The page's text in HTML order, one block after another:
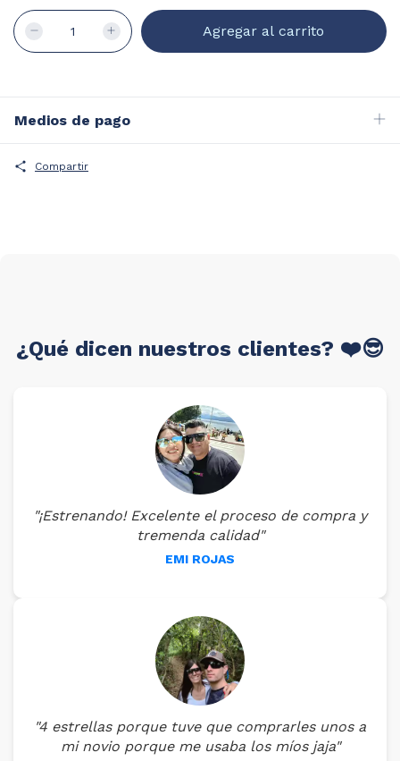
Ancho cristal:
55mm
Alto:
47mm
Puente:
17mm
Patilla:
145mm
Medios de pago
Compartir
¿Qué dicen nuestros clientes? ❤️😎
"¡Estrenando! Excelente el proceso de compra y
tremenda calidad"
EMI ROJAS
"4 estrellas porque tuve que comprarles unos a
mi novio porque me usaba los míos jaja"